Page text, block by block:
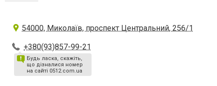
54000, Миколаїв, проспект Центральний, 256/1
+380(93)857-99-21
Будь ласка, скажіть,
що дізналися номер
на сайті 0512.com.ua